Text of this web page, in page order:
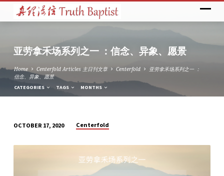
亚劳拿禾场系列之一 ：信念、异象、愿景
Home Centerfold Articles 主日刊文章 Centerfold
亚劳拿禾场系列之一 ：
信念、异象、愿景
CATEGORIES TAGS MONTHS
劳
OCTOBER 17, 2020 Centerfold